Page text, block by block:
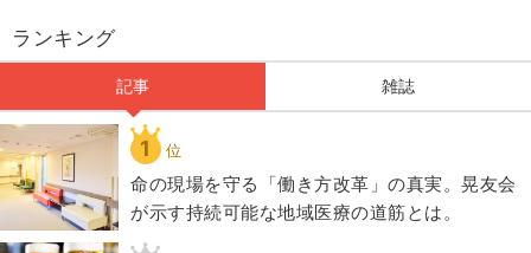
ランキング
記事 雑誌
1 位
​命の現場を守る「働き方改革」の真実。晃友会
が示す持続可能な地域医療の道筋とは。